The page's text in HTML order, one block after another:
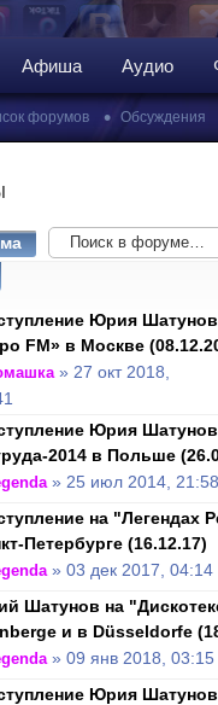
Афиша Аудио
форумов • Обсуждения
Юрия
FM» в Москве
» 27 окт 2018,
Юрия
2014 в Польше
» 25 июл 2014, 21:58
на "Легендах
Петербурге (16.12.17)
» 03 дек 2017, 04:14
Шатунов на
и в Düsseldorfе
» 09 янв 2018, 03:15
Юрия